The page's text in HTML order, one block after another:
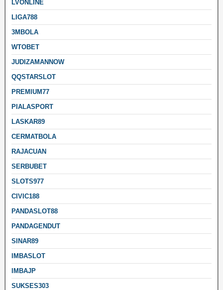
LVONLINE
LIGA788
3MBOLA
WTOBET
JUDIZAMANNOW
QQSTARSLOT
PREMIUM77
PIALASPORT
LASKAR89
CERMATBOLA
RAJACUAN
SERBUBET
SLOTS977
CIVIC188
PANDASLOT88
PANDAGENDUT
SINAR89
IMBASLOT
IMBAJP
SUKSES303